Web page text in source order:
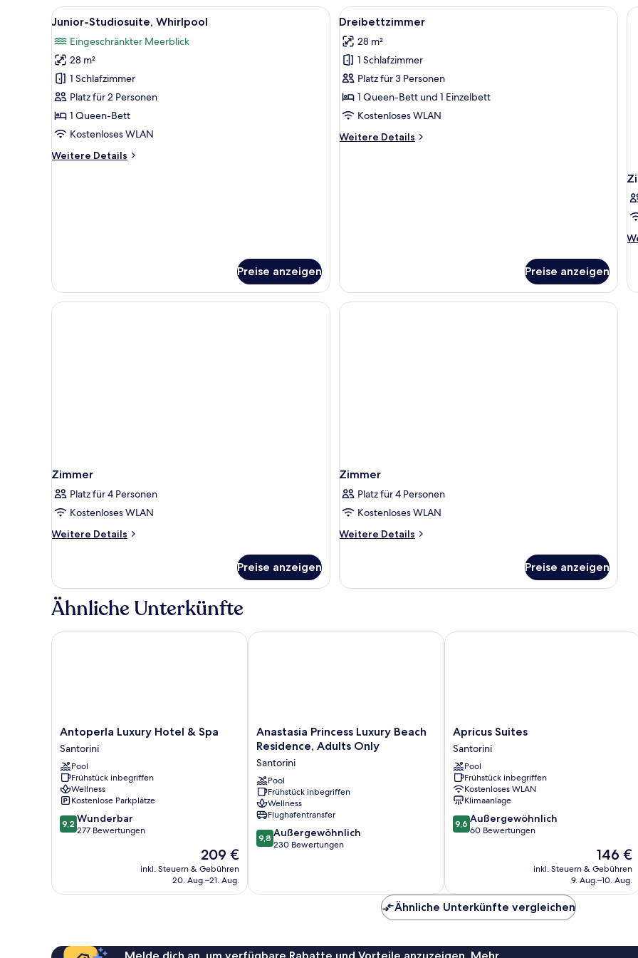
Alle
Fotos
für
Junior-
Studiosuite,
Whirlpool
anzeigen
Ein modernes Badezimmer mit Marmorplatte, Waschbecken und Spiegel.
6
Junior-Studiosuite, Whirlpool
Eingeschränkter Meerblick
28 m²
1 Schlafzimmer
Platz für 2 Personen
1 Queen-Bett
Kostenloses WLAN
Weitere Details
Weitere
Preise anzeigen
Alle
Fotos
für
Dreibettzimmer
anzeigen
Ein Schlafzimmer mit einem Bett,
6
Dreibettzimmer
28 m²
1 Schlafzimmer
Platz für 3 Personen
1 Queen-Bett und 1 Einzelbett
Kostenloses WLAN
Weitere Details
Weitere
Preise anzeigen
Zimmer
Platz für 4 Personen
Kostenloses WLAN
Weitere Details
Weitere
Preise anzeigen
Zimmer
Platz für 4 Personen
Kostenloses WLAN
Weitere Details
Weitere
Preise anzeigen
Ähnliche Unterkünfte
Antoperla
Luxury
Hotel
&
Spa
Santorini
Antoperla Luxury Hotel & Spa
Santorini
Pool
Frühstück inbegriffen
Wellness
Kostenlose Parkplätze
9.2
von
9,2 Wunderbar
277 Bewertungen
Der
Preis
beträgt
209 €
inkl. Steuern & Gebühren
20. Aug.–21. Aug.
Antoperla Luxury Hotel & Spa
Anastasia
Princess
Beach
Residence,
Adults
Only
Santorini
Anastasia Princess Luxury Beach
Residence, Adults Only
Santorini
Pool
Frühstück inbegriffen
Wellness
Flughafentransfer
9.8
von
Bewertungen
9,8 Außergewöhnlich
230 Bewertungen
Anastasia Princess Luxury Beach Residence, Adults Only
Apricus
Suites
Santorini
Apricus Suites
Santorini
Pool
Frühstück inbegriffen
Kostenloses WLAN
Klimaanlage
9.6
von
9,6 Außergewöhnlich
60 Bewertungen
Der
Preis
beträgt
146 €
inkl. Steuern & Gebühren
9. Aug.–10. Aug.
Apricus Suites
Ähnliche Unterkünfte vergleichen